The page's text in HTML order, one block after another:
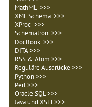
MathML >>>
XML Schema >>>
XProc >>>
Schematron >>>
DocBook >>>
DITA >>>
RSS & Atom >>>
Reguläre Ausdrücke >>>
Python >>>
Perl >>>
Oracle SQL >>>
Java und XSLT >>>